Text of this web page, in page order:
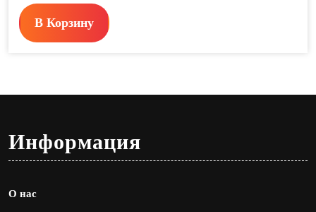
В Корзину
Информация
О нас